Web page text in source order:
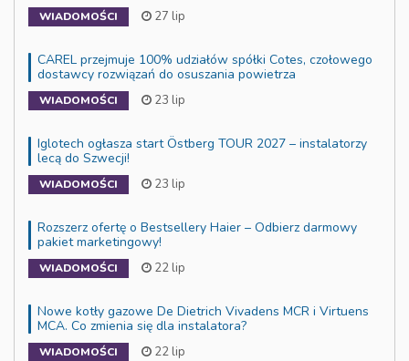
WIADOMOŚCI 27 lip
CAREL przejmuje 100% udziałów spółki Cotes, czołowego
dostawcy rozwiązań do osuszania powietrza
WIADOMOŚCI 23 lip
Iglotech ogłasza start Östberg TOUR 2027 – instalatorzy
lecą do Szwecji!
WIADOMOŚCI 23 lip
Rozszerz ofertę o Bestsellery Haier – Odbierz darmowy
pakiet marketingowy!
WIADOMOŚCI 22 lip
Nowe kotły gazowe De Dietrich Vivadens MCR i Virtuens
MCA. Co zmienia się dla instalatora?
WIADOMOŚCI 22 lip